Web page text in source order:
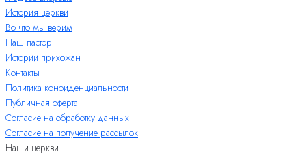
История церкви
Во что мы верим
Наш пастор
Истории прихожан
Контакты
Политика конфиденциальности
Публичная оферта
Согласие на обработку данных
Согласие на получение рассылок
Наши церкви